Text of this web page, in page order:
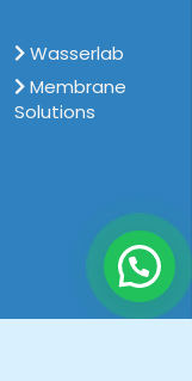
Wasserlab
Membrane
Solutions